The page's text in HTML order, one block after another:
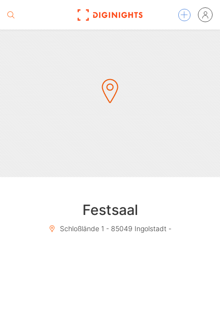
Festsaal
Schloßlände 1 - 85049 Ingolstadt -